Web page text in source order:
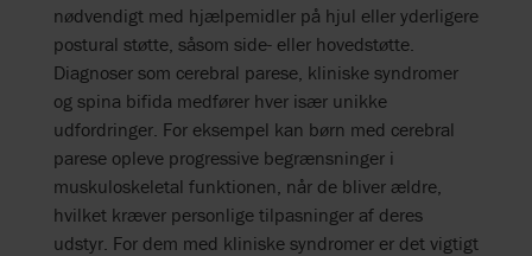
nødvendigt med hjælpemidler på hjul eller yderligere
postural støtte, såsom side- eller hovedstøtte.
Diagnoser som cerebral parese, kliniske syndromer
og spina bifida medfører hver især unikke
udfordringer. For eksempel kan børn med cerebral
parese opleve progressive begrænsninger i
muskuloskeletal funktionen, når de bliver ældre,
hvilket kræver personlige tilpasninger af deres
udstyr. For dem med kliniske syndromer er det vigtigt